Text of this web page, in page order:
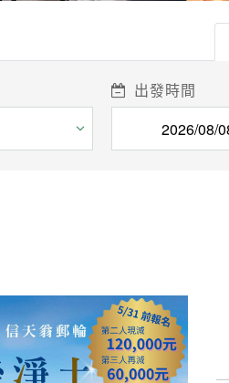
出發時間